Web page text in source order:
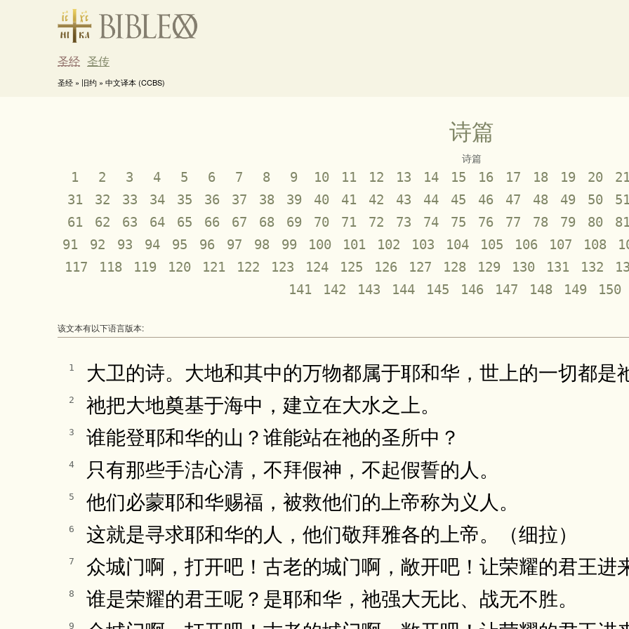
圣经 圣传
圣经 » 旧约 » 中文译本 (CCBS)
诗篇
诗篇
1 2 3 4 5 6 7 8 9 10 11 12 13 14 15 16 17 18 19 20 21
31
32 33 34 35 36 37 38 39 40 41 42 43 44 45 46 47 48 49 50 51
61
62 63 64 65 66 67 68 69 70 71 72 73 74 75 76 77 78 79 80 81
91
92 93 94 95 96 97 98 99 100 101 102 103 104 105 106 107 108
117
118 119 120 121 122 123 124 125 126 127 128 129 130 131 132
141
142 143 144 145 146 147 148 149 150
该文本有以下语言版本:
1 大卫的诗。大地和其中的万物都属于耶和华，世上的一切都是
2 祂把大地奠基于海中，建立在大水之上。
3 谁能登耶和华的山？谁能站在祂的圣所中？
4 只有那些手洁心清，不拜假神，不起假誓的人。
5 他们必蒙耶和华赐福，被救他们的上帝称为义人。
6 这就是寻求耶和华的人，他们敬拜雅各的上帝。（细拉）
7 众城门啊，打开吧！古老的城门啊，敞开吧！让荣耀的君王进
8 谁是荣耀的君王呢？是耶和华，祂强大无比、战无不胜。
9